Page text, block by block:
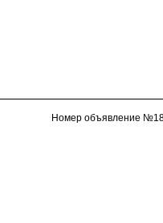
Номер объявление